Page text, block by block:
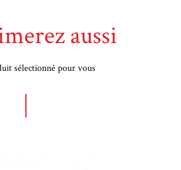
aussi
sélectionné pour vous